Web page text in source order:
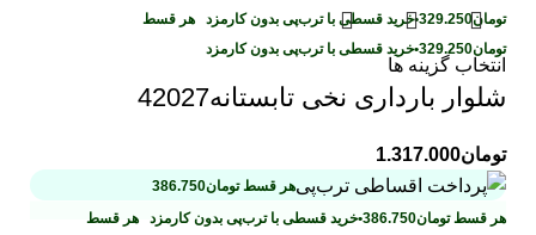
تومان329.250
•خرید قسطی با ترب‌پی بدون کارمزد هر قسط
تومان329.250
•خرید قسطی با ترب‌پی بدون کارمزد
انتخاب گزینه ها
شلوار بارداری نخی تابستانه42027
تومان1.317.000
هر قسطتومان386.750
هر قسطتومان386.750
•خرید قسطی با ترب‌پی بدون کارمزد هر قسط